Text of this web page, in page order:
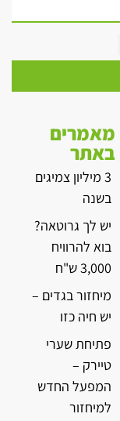
מאמרים
באתר
3 מיליון צמיגים
בשנה
יש לך גרוטאה?
בוא להרוויח
3,000 ש"ח
מיחזור בגדים –
יש חיה כזו
פתיחת שערי
טיירק –
המפעל החדש
למיחזור